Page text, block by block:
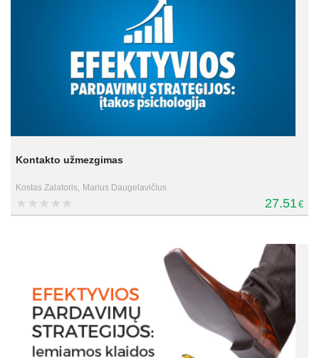
Kontakto užmezgimas
Kostas Zalatoris, Marius Daugelavičius
27.51 €